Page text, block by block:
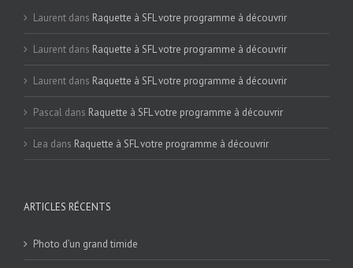
Laurent dans Raquette à SFL votre programme à découvrir
Laurent dans Raquette à SFL votre programme à découvrir
Laurent dans Raquette à SFL votre programme à découvrir
Pascal dans Raquette à SFL votre programme à découvrir
Lea dans Raquette à SFL votre programme à découvrir
ARTICLES RÉCENTS
Photo d’un grand timide